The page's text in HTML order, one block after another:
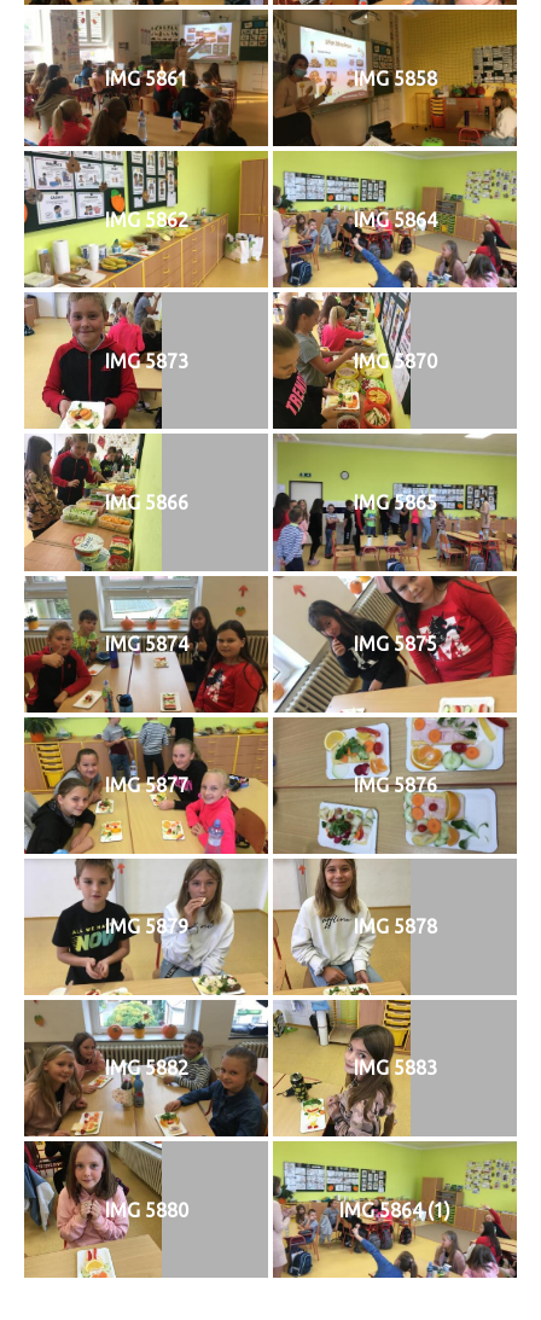
IMG 5861 IMG 5858
IMG 5862 IMG 5864
IMG 5873 IMG 5870
IMG 5866 IMG 5865
IMG 5874 IMG 5875
IMG 5877 IMG 5876
IMG 5879 IMG 5878
IMG 5882 IMG 5883
IMG 5880 IMG 5864 (1)